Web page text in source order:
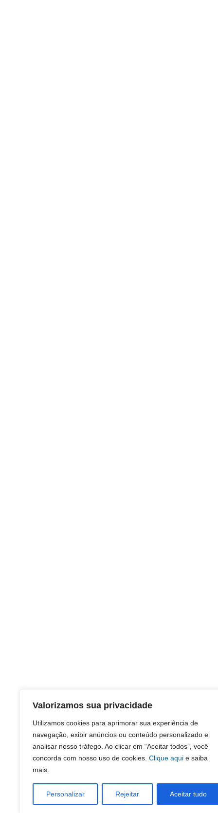
Valorizamos sua privacidade
Utilizamos cookies para aprimorar sua experiência de
navegação, exibir anúncios ou conteúdo personalizado e
analisar nosso tráfego. Ao clicar em “Aceitar todos”, você
concorda com nosso uso de cookies. Clique aqui e saiba
mais.
Personalizar Rejeitar Aceitar tudo